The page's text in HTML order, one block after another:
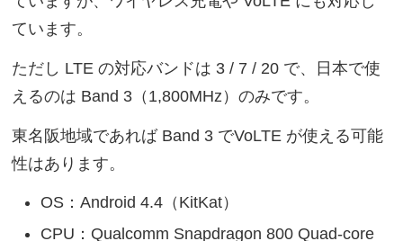
ています。
ただし LTE の対応バンドは 3 / 7 / 20 で、日本で使
えるのは Band 3（1,800MHz）のみです。
東名阪地域であれば Band 3 でVoLTE が使える可能
性はあります。
OS：Android 4.4（KitKat）
CPU：Qualcomm Snapdragon 800 Quad-core